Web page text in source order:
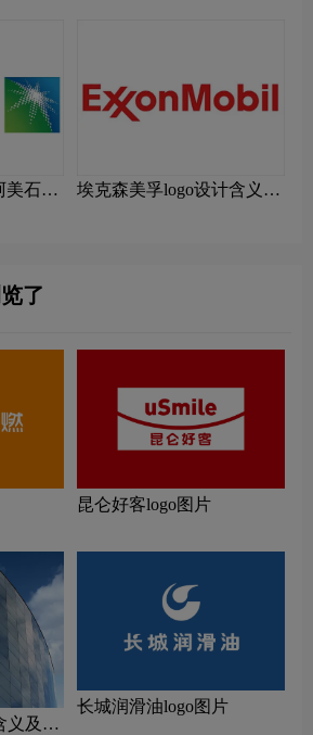
美石油
埃克森美孚logo设计含义及
了
昆仑好客logo图片
义及设
长城润滑油logo图片